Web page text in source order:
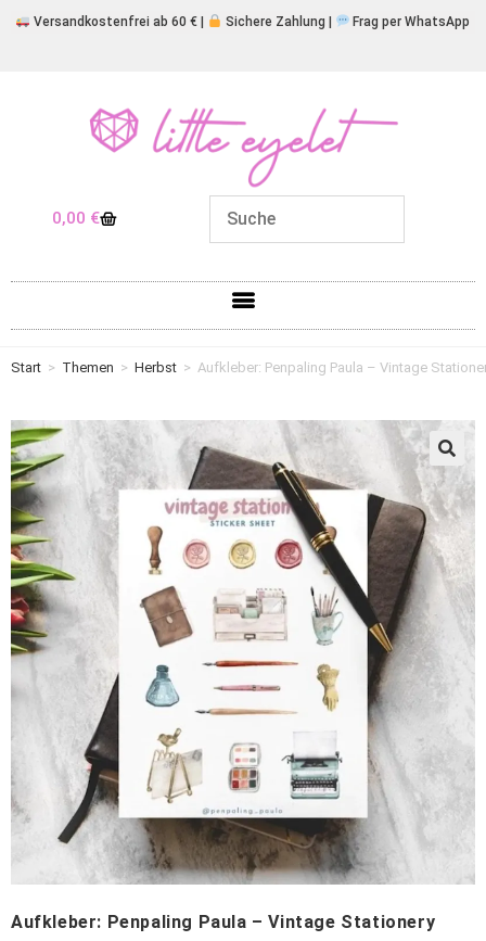
Versandkostenfrei ab 60 € | Sichere Zahlung | Frag per WhatsApp
0,00 €
Start > Themen > Herbst > Aufkleber: Penpaling Paula – Vintage
Aufkleber: Penpaling Paula – Vintage Stationery